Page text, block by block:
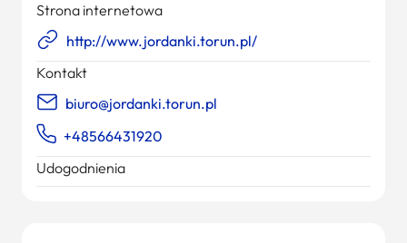
Strona internetowa
http://www.jordanki.torun.pl/
Kontakt
biuro@jordanki.torun.pl
+48566431920
Udogodnienia